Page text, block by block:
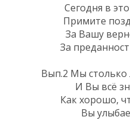
Сегодня в
Примите
За Вашу
За
Вып.2 Мы столько
И Вы всё
Как хорошо,
Вы